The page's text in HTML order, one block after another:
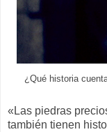
¿Qué historia
«Las piedras
también tienen